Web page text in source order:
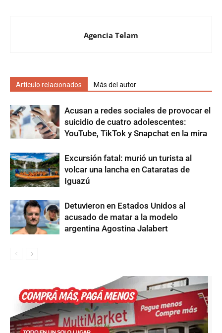
Agencia Telam
Artículo relacionados Más del autor
Acusan a redes sociales de provocar el
suicidio de cuatro adolescentes:
YouTube, TikTok y Snapchat en la mira
Excursión fatal: murió un turista al
volcar una lancha en Cataratas de
Iguazú
Detuvieron en Estados Unidos al
acusado de matar a la modelo
argentina Agostina Jalabert